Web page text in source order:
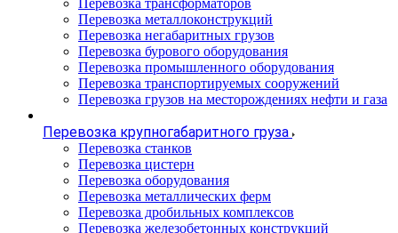
Перевозка трансформаторов
Перевозка металлоконструкций
Перевозка негабаритных грузов
Перевозка бурового оборудования
Перевозка промышленного оборудования
Перевозка транспортируемых сооружений
Перевозка грузов на месторождениях нефти и газа
Перевозка крупногабаритного груза
Перевозка станков
Перевозка цистерн
Перевозка оборудования
Перевозка металлических ферм
Перевозка дробильных комплексов
Перевозка железобетонных конструкций